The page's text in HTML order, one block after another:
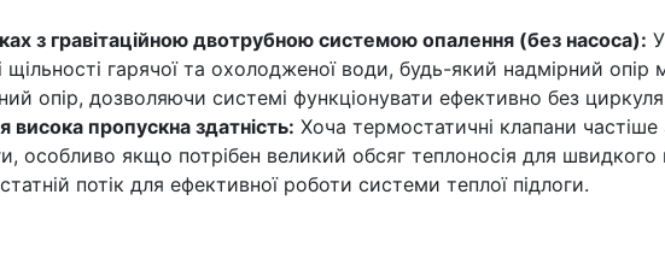
з гравітаційною двотрубною системою опалення (без насоса):
щільності гарячої та охолодженої води, будь-який надмірний
опір, дозволяючи системі функціонувати ефективно без
висока пропускна здатність: Хоча термостатичні клапани
особливо якщо потрібен великий обсяг теплоносія для
потік для ефективної роботи системи теплої підлоги.